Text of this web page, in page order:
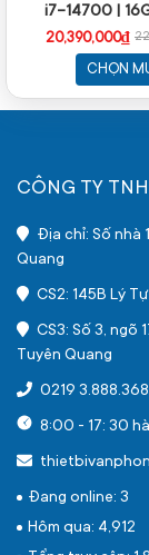
i7-14700 |
3200MHz| 512G
| KN_M | WIN
20,390,000₫
CHỌN
CÔNG TY
Địa chỉ: Số nhà
Quang
CS2: 145B Lý
CS3: Số 3, ngõ
Tuyên Quang
0219 3.888.368
8:00 - 17: 30
Đang online: 3
Hôm qua: 4,912